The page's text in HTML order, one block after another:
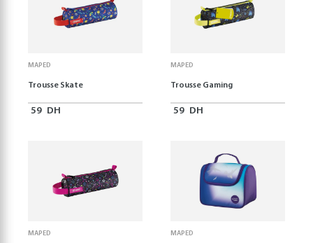
MAPED
Trousse Skate
59 DH
MAPED
Trousse Gaming
59 DH
MAPED MAPED